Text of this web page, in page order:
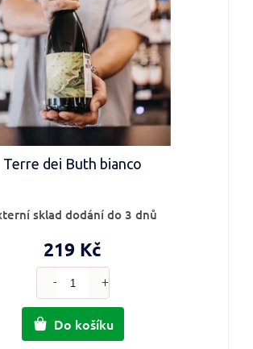
Terre dei Buth bianco
219 Kč
Do košíku
sklad dodání do 3 dnů